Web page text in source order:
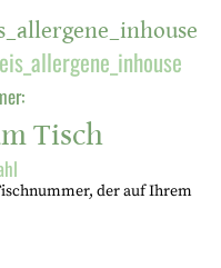
Tisch
der auf Ihrem